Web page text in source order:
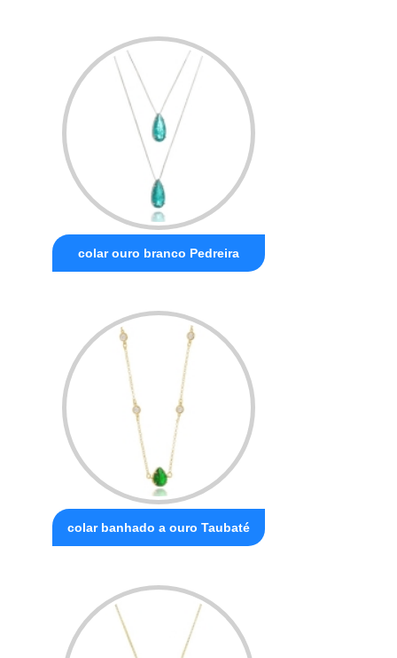
colar ouro branco Pedreira
colar banhado a ouro Taubaté